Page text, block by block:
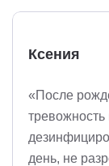
Ксения
«После
день, не